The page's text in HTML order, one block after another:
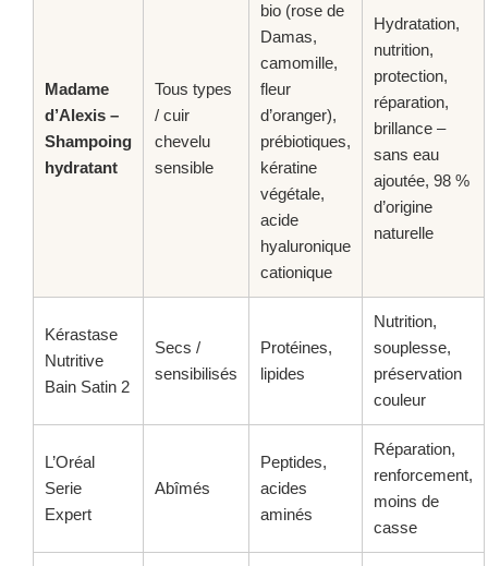
Madame
d’Alexis –
Shampoing
hydratant
Tous types
/ cuir
chevelu
sensible
bio (rose de
Damas,
camomille,
fleur
d’oranger),
prébiotiques,
kératine
végétale,
acide
hyaluronique
cationique
Hydratation,
nutrition,
protection,
réparation,
brillance –
sans eau
ajoutée, 98 %
d’origine
naturelle
Kérastase
Nutritive
Bain Satin 2
Secs /
sensibilisés
Protéines,
lipides
Nutrition,
souplesse,
préservation
couleur
L’Oréal
Serie
Expert
Abîmés
Peptides,
acides
aminés
Réparation,
renforcement,
moins de
casse